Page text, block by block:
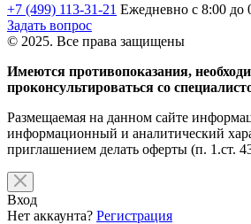
+7 (499) 113-31-21 Ежедневно с 8:00 до
Задать вопрос
© 2025. Все права защищены
Имеются противопоказания,
проконсультироваться со
Размещаемая на данном сайте
информационный и аналитический
приглашением делать оферты (п. 1.ст.
Вход
Нет аккаунта? Регистрация